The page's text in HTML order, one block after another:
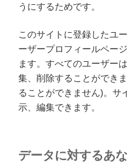
うにするためです。
このサイトに登録したユ
ーザープロフィールペー
ます。すべてのユーザー
集、削除することができ
ることができません)。サ
示、編集できます。
データに対するあ